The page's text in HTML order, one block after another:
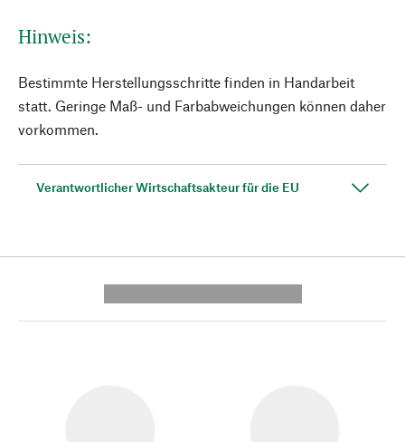
Hinweis:
Bestimmte Herstellungsschritte finden in Handarbeit
statt. Geringe Maß- und Farbabweichungen können daher
vorkommen.
Verantwortlicher Wirtschaftsakteur für die EU